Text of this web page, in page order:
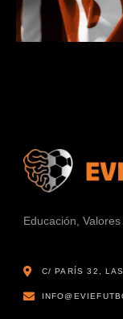
Educación,
C/ PARÍS 32,